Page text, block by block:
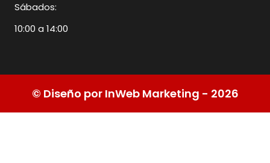
Sábados:
10:00 a 14:00
© Diseño por InWeb Marketing - 2026